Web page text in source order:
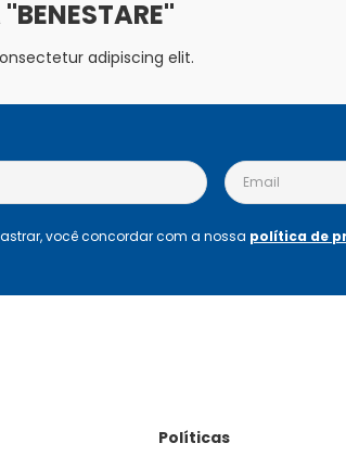
BENESTARE
adipiscing elit.
você concordar com a nossa política de
Políticas